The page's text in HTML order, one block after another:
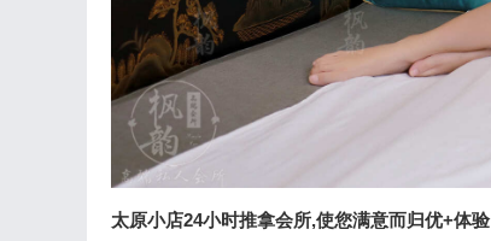
太原小店24小时推拿会所,使您满意而归优+体验